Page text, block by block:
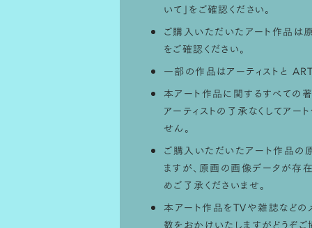
いて 」をご確認ください。
ご購入いただいたアート作品は
をご確認ください。
一部の作品はアーティストと
本アート作品に関するすべての
アーティストの了承なくしてア
せん。
ご購入いただいたアート作品の
ますが、原画の画像データが存
めご了承くださいませ。
本アート作品をTVや雑誌など
数をおかけいたしますがどうぞ